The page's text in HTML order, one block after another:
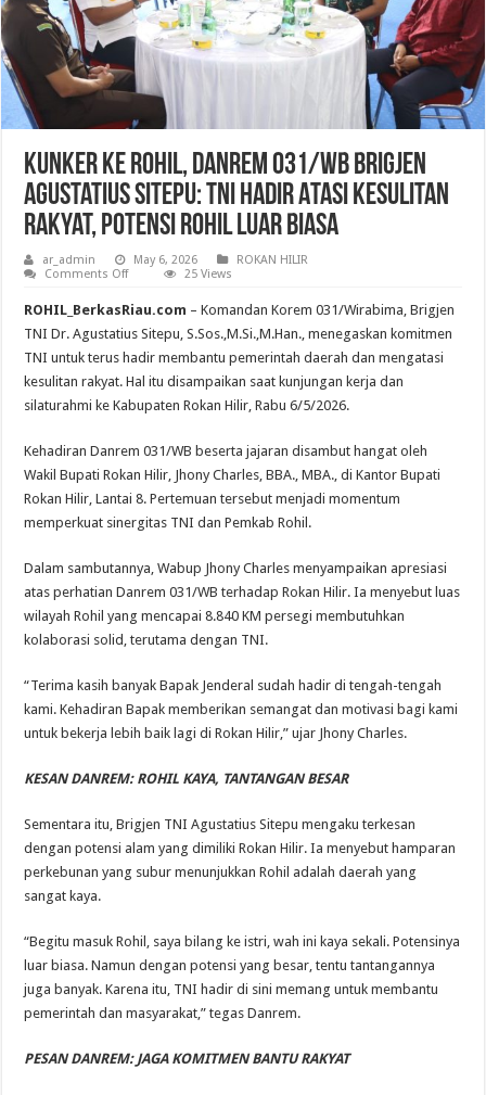
Kunker ke Rohil, Danrem 031/WB Brigjen
Agustatius Sitepu: TNI Hadir Atasi Kesulitan
Rakyat, Potensi Rohil Luar Biasa
ar_admin May 6, 2026
ROKAN HILIR
Comments Offon
ke
Rohil,
Danrem
031/WB
Brigjen
Sitepu:
TNI
Hadir
Rakyat,
Potensi
Luar
25 Views
ROHIL_BerkasRiau.com – Komandan Korem 031/Wirabima, Brigjen
TNI Dr. Agustatius Sitepu, S.Sos.,M.Si.,M.Han., menegaskan komitmen
TNI untuk terus hadir membantu pemerintah daerah dan mengatasi
kesulitan rakyat. Hal itu disampaikan saat kunjungan kerja dan
silaturahmi ke Kabupaten Rokan Hilir, Rabu 6/5/2026.
Kehadiran Danrem 031/WB beserta jajaran disambut hangat oleh
Wakil Bupati Rokan Hilir, Jhony Charles, BBA., MBA., di Kantor Bupati
Rokan Hilir, Lantai 8. Pertemuan tersebut menjadi momentum
memperkuat sinergitas TNI dan Pemkab Rohil.
Dalam sambutannya, Wabup Jhony Charles menyampaikan apresiasi
atas perhatian Danrem 031/WB terhadap Rokan Hilir. Ia menyebut luas
wilayah Rohil yang mencapai 8.840 KM persegi membutuhkan
kolaborasi solid, terutama dengan TNI.
“Terima kasih banyak Bapak Jenderal sudah hadir di tengah-tengah
kami. Kehadiran Bapak memberikan semangat dan motivasi bagi kami
untuk bekerja lebih baik lagi di Rokan Hilir,” ujar Jhony Charles.
KESAN DANREM: ROHIL KAYA, TANTANGAN BESAR
Sementara itu, Brigjen TNI Agustatius Sitepu mengaku terkesan
dengan potensi alam yang dimiliki Rokan Hilir. Ia menyebut hamparan
perkebunan yang subur menunjukkan Rohil adalah daerah yang
sangat kaya.
“Begitu masuk Rohil, saya bilang ke istri, wah ini kaya sekali. Potensinya
luar biasa. Namun dengan potensi yang besar, tentu tantangannya
juga banyak. Karena itu, TNI hadir di sini memang untuk membantu
pemerintah dan masyarakat,” tegas Danrem.
PESAN DANREM: JAGA KOMITMEN BANTU RAKYAT